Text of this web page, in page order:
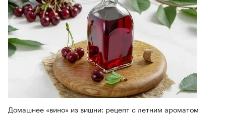
Домашнее «вино» из вишни: рецепт с летним ароматом